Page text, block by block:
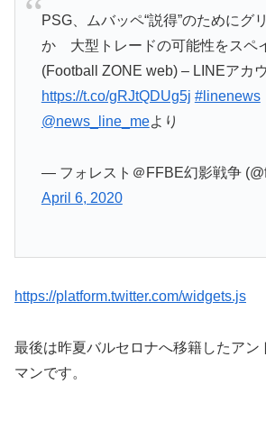
PSG、ムバッペ“説得”のためにグ
か 大型トレードの可能性をスペ
(Football ZONE web) – LINEアカ
https://t.co/gRJtQDUg5j #linenews
@news_line_meより
— フォレスト＠FFBE幻影戦争
April 6, 2020
https://platform.twitter.com/widgets.js
最後は昨夏バルセロナへ移籍したアン
マンです。